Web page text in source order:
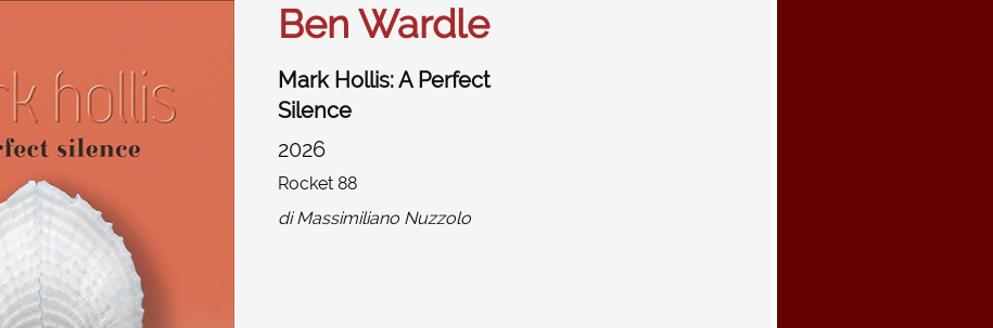
Ben Wardle
Mark Hollis: A Perfect
Silence
2026
Rocket 88
diMassimiliano Nuzzolo